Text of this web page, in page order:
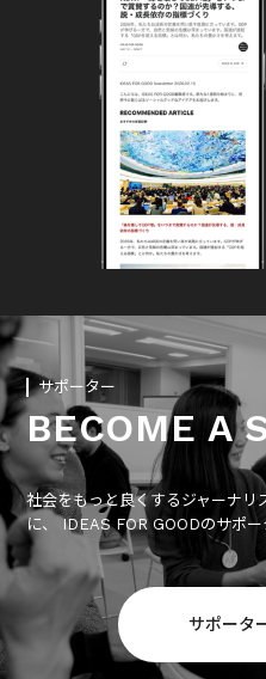
サポーター
BECOME A
社会をもっと良くするジャーナリ
に、 IDEAS FOR GOODのサポー
サポータ